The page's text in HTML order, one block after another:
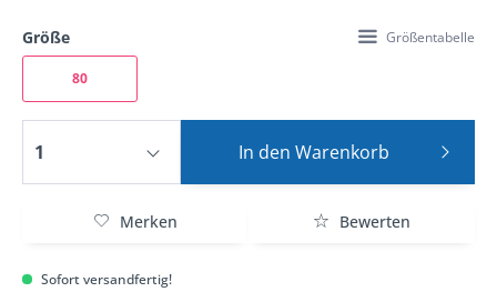
Größe Größentabelle
80
In den Warenkorb
Merken Bewerten
Sofort versandfertig!